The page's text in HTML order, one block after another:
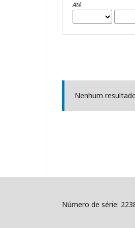
Até
Nenhum
Número de série: